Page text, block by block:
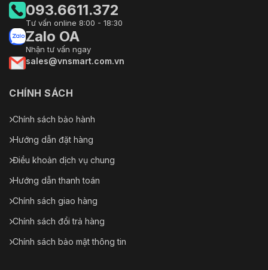
093.6611.372
Tư vấn online 8:00 - 18:30
Zalo OA
Nhận tư vấn ngay
sales@vnsmart.com.vn
CHÍNH SÁCH
Chính sách bảo hành
Hướng dẫn đặt hàng
Điều khoản dịch vụ chung
Hướng dẫn thanh toán
Chính sách giao hàng
Chính sách đổi trả hàng
Chính sách bảo mật thông tin